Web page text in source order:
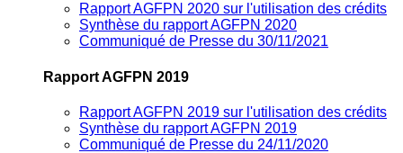
Rapport AGFPN 2020 sur l'utilisation des crédits
Synthèse du rapport AGFPN 2020
Communiqué de Presse du 30/11/2021
Rapport AGFPN 2019
Rapport AGFPN 2019 sur l'utilisation des crédits
Synthèse du rapport AGFPN 2019
Communiqué de Presse du 24/11/2020